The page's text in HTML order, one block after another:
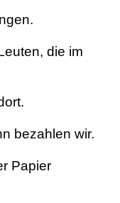
die im
bezahlen wir.
Papier